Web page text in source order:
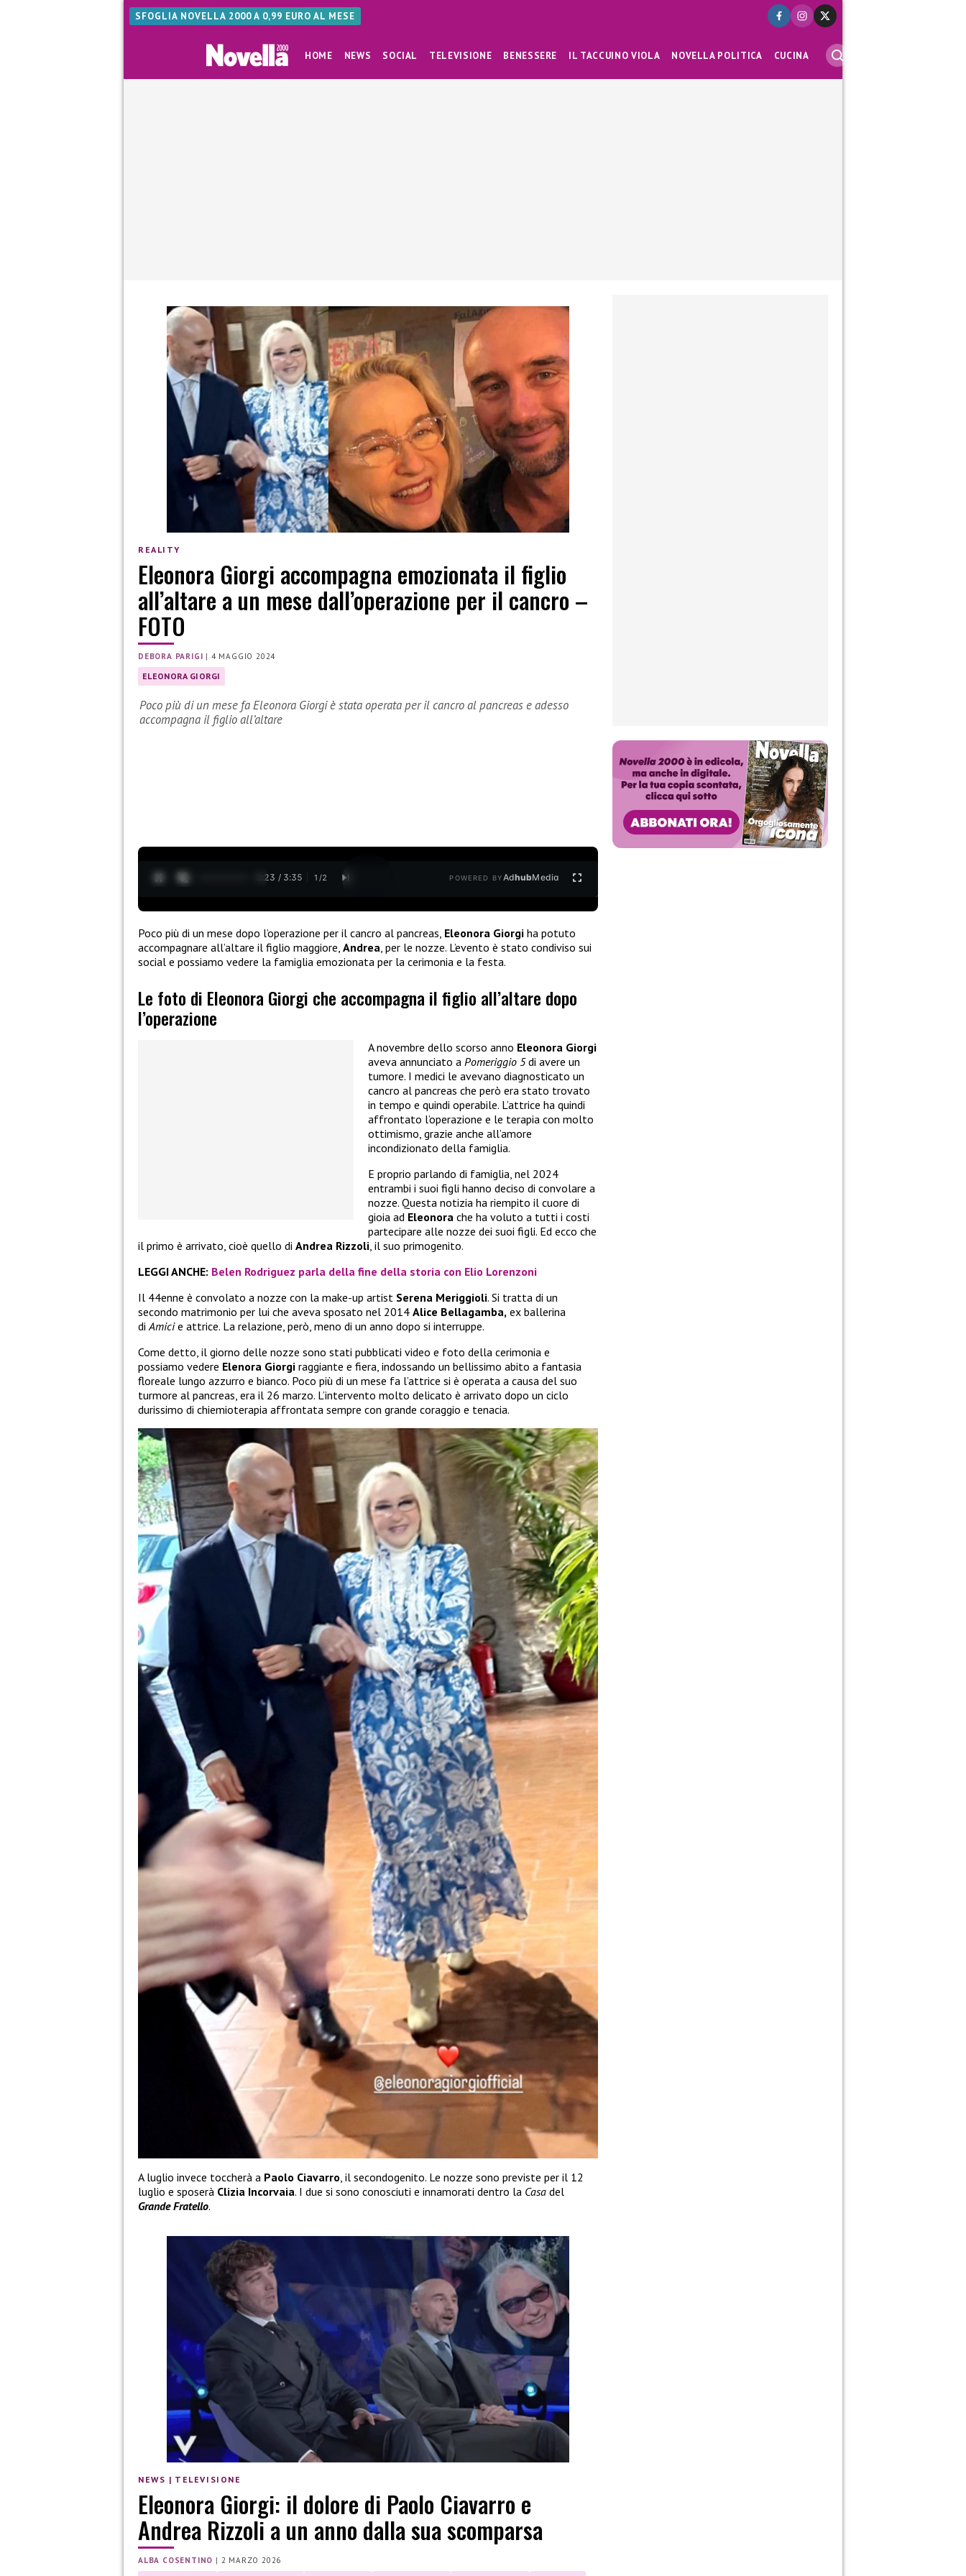
SFOGLIA NOVELLA 2000 A 0,99 EURO AL MESE
HOME NEWS SOCIAL TELEVISIONE BENESSERE IL TACCUINO VIOLA NOVELLA POLITICA CUCINA
REALITY
Eleonora Giorgi accompagna emozionata il figlio
all’altare a un mese dall’operazione per il cancro –
FOTO
DEBORA PARIGI | 4 MAGGIO 2024
ELEONORA GIORGI
Poco più di un mese fa Eleonora Giorgi è stata operata per il cancro al pancreas e adesso
accompagna il figlio all’altare
0:24 / 3:35 1 /2 POWERED BYAdhubMedia
Poco più di un mese dopo l’operazione per il cancro al pancreas, Eleonora Giorgi ha potuto
accompagnare all’altare il figlio maggiore, Andrea , per le nozze. L’evento è stato condiviso sui
social e possiamo vedere la famiglia emozionata per la cerimonia e la festa.
Le foto di Eleonora Giorgi che accompagna il figlio all’altare dopo
l’operazione
A novembre dello scorso anno Eleonora Giorgi
aveva annunciato a Pomeriggio 5di avere un
tumore. I medici le avevano diagnosticato un
cancro al pancreas che però era stato trovato
in tempo e quindi operabile. L’attrice ha quindi
affrontato l’operazione e le terapia con molto
ottimismo, grazie anche all’amore
incondizionato della famiglia.
E proprio parlando di famiglia, nel 2024
entrambi i suoi figli hanno deciso di convolare a
nozze. Questa notizia ha riempito il cuore di
gioia ad Eleonora che ha voluto a tutti i costi
partecipare alle nozze dei suoi figli. Ed ecco che
il primo è arrivato, cioè quello di Andrea Rizzoli, il suo primogenito.
LEGGI ANCHE: Belen Rodriguez parla della fine della storia con Elio Lorenzoni
Il 44enne è convolato a nozze con la make-up artist Serena Meriggioli. Si tratta di un
secondo matrimonio per lui che aveva sposato nel 2014 Alice Bellagamba, ex ballerina
diAmicie attrice. La relazione, però, meno di un anno dopo si interruppe.
Come detto, il giorno delle nozze sono stati pubblicati video e foto della cerimonia e
possiamo vedere Elenora Giorgi raggiante e fiera, indossando un bellissimo abito a fantasia
floreale lungo azzurro e bianco. Poco più di un mese fa l’attrice si è operata a causa del suo
turmore al pancreas, era il 26 marzo. L’intervento molto delicato è arrivato dopo un ciclo
durissimo di chiemioterapia affrontata sempre con grande coraggio e tenacia.
A luglio invece toccherà a Paolo Ciavarro , il secondogenito. Le nozze sono previste per il 12
luglio e sposerà Clizia Incorvaia. I due si sono conosciuti e innamorati dentro la Casa del
Grande Fratello.
NEWS | TELEVISIONE
Eleonora Giorgi: il dolore di Paolo Ciavarro e
Andrea Rizzoli a un anno dalla sua scomparsa
ALBA COSENTINO | 2 MARZO 2026